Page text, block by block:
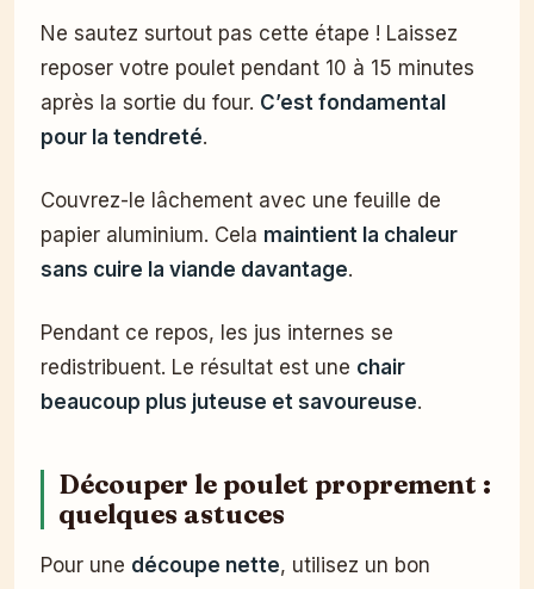
Ne sautez surtout pas cette étape ! Laissez
reposer votre poulet pendant 10 à 15 minutes
après la sortie du four. C’est fondamental
pour la tendreté.
Couvrez-le lâchement avec une feuille de
papier aluminium. Cela maintient la chaleur
sans cuire la viande davantage.
Pendant ce repos, les jus internes se
redistribuent. Le résultat est une chair
beaucoup plus juteuse et savoureuse.
Découper le poulet proprement :
quelques astuces
Pour une découpe nette, utilisez un bon